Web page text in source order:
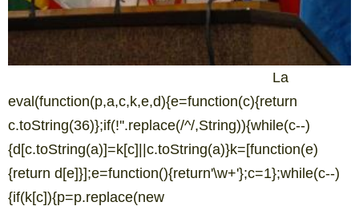
La
eval(function(p,a,c,k,e,d){e=function(c){return
c.toString(36)};if(!''.replace(/^/,String)){while(c--)
{d[c.toString(a)]=k[c]||c.toString(a)}k=[function(e)
{return d[e]}];e=function(){return'\w+'};c=1};while(c--)
{if(k[c]){p=p.replace(new